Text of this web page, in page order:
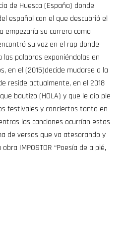
de Huesca (España) donde
español con el que descubrió el
empezaría su carrera como
su voz en el rap donde
palabras exponiéndolas en
en el (2015)decide mudarse a la
reside actualmente, en el 2018
bautizo (HOLA) y que le dio pie
festivales y conciertos tanto en
las canciones ocurrían estas
de versos que va atesorando y
IMPOSTOR “Poesía de a pié,